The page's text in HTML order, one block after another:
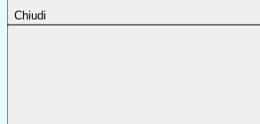
Chiudi